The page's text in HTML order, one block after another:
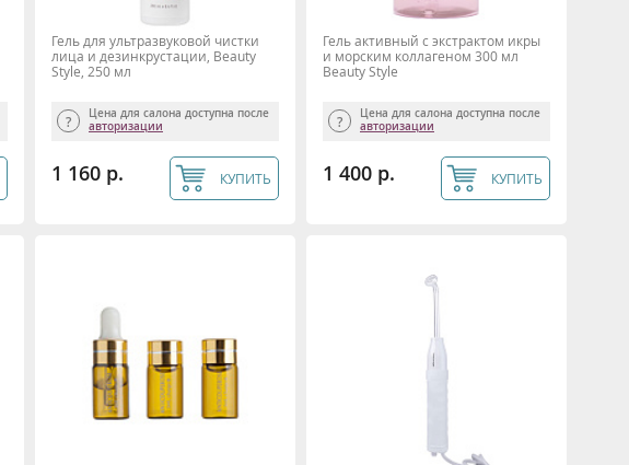
Гель для ультразвуковой чистки
лица и дезинкрустации, Beauty
Style, 250 мл
Цена для салона доступна после
авторизации
1 160 р. КУПИТЬ
Гель активный с экстрактом икры
и морским коллагеном 300 мл
Beauty Style
Цена для салона доступна после
авторизации
1 400 р. КУПИТЬ